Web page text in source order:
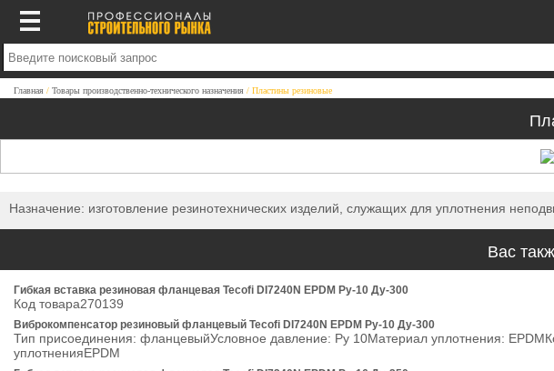
Главная Товары производственно-технического назначения Пластины резиновые
Назначение: изготовление резинотехнических изделий, служащих для уплотнения
Вас
Гибкая вставка резиновая фланцевая Tecofi DI7240N EPDM Ру-10 Ду-300
Код товара270139
Виброкомпенсатор резиновый фланцевый Tecofi DI7240N EPDM Ру-10 Ду-300
Тип присоединения: фланцевыйУсловное давление: Ру 10Материал уплотнения:
уплотненияEPDM